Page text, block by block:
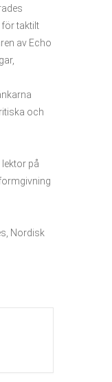
taktilt
av Echo
och
på
Nordisk